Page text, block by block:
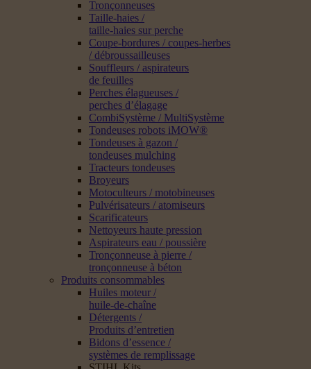
Tronçonneuses
Taille-haies /
taille-haies sur perche
Coupe-bordures / coupes-herbes
/ débroussailleuses
Souffleurs / aspirateurs
de feuilles
Perches élagueuses /
perches d’élagage
CombiSystème / MultiSystème
Tondeuses robots iMOW®
Tondeuses à gazon /
tondeuses mulching
Tracteurs tondeuses
Broyeurs
Motoculteurs / motobineuses
Pulvérisateurs / atomiseurs
Scarificateurs
Nettoyeurs haute pression
Aspirateurs eau / poussière
Tronçonneuse à pierre /
tronçonneuse à béton
Produits consommables
Huiles moteur /
huile-de-chaîne
Détergents /
Produits d’entretien
Bidons d’essence /
systèmes de remplissage